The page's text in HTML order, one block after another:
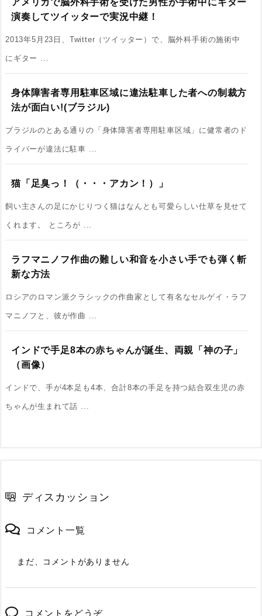
アメリカで脳外科手術を受けた男性が手術中にギター
演奏してツイッターで実況中継！
2013年5月23日、Twitter（ツイッター）で、脳外科手術の施術中
にギター ...
身体障害者専用駐車区域に違法駐車した者への制裁方
法が面白い!(ブラジル)
ブラジルのとある通りの「身体障害者専用駐車区域」に健常者のド
ライバーが違法に駐車 ...
猫「足臭っ！（・・・アカン！）」
飼い主さんの足にかじりつく猫はなんとも可愛らしい仕草を見せて
くれます。 ところが ...
ラフマニノフ作曲の難しい和音を小さい手でも弾く斬
新な方法
ロシアのロマン派クラシックの作曲家として有名なセルゲイ・ラフ
マニノフと、彼が作曲 ...
インドで手足8本の赤ちゃんが誕生、両親「神の子」
（画像）
インドで、手が4本足も4本、合計8本の手足を持つ結合双生児の赤
ちゃんが生まれて話 ...
ディスカッション
コメント一覧
まだ、コメントがありません
コメントをどうぞ